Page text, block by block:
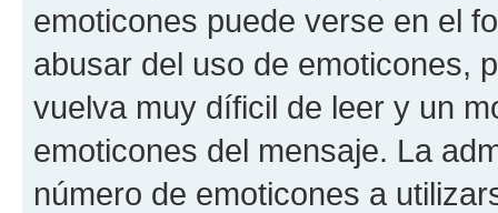
emoticones puede verse en el
abusar del uso de emoticones,
vuelva muy díficil de leer y un
emoticones del mensaje. La
número de emoticones a